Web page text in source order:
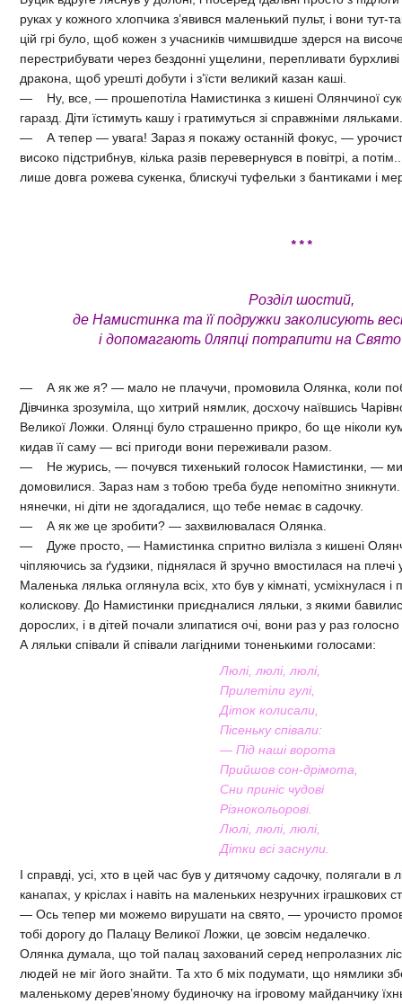
руках у кожного хлопчика з’явився маленький пульт, і вони тут-
цій грі було, щоб кожен з учасників чимшвидше здерся на
перестрибувати через бездонні ущелини, перепливати
дракона, щоб урешті добути і з’їсти великий казан каші.
— Ну, все, — прошепотіла Намистинка з кишені Олянчиної
гаразд. Діти їстимуть кашу і гратимуться зі справжніми ляльками.
— А тепер — увага! Зараз я покажу останній фокус, —
високо підстрибнув, кілька разів перевернувся в повітрі, а
лише довга рожева сукенка, блискучі туфельки з бантиками і
* * *
Розділ шостий,
де Намистинка та її подружки заколисують
і допомагають 0ляпці потрапити на Свято
— А як же я? — мало не плачучи, промовила Олянка, коли
Дівчинка зрозуміла, що хитрий нямлик, досхочу наївшись
Великої Ложки. Олянці було страшенно прикро, бо ще ніколи
кидав її саму — всі пригоди вони переживали разом.
— Не журись, — почувся тихенький голосок Намистинки, — ми
домовилися. Зараз нам з тобою треба буде непомітно зникнути.
нянечки, ні діти не здогадалися, що тебе немає в садочку.
— А як же це зробити? — захвилювалася Олянка.
— Дуже просто, — Намистинка спритно вилізла з кишені
чіпляючись за ґудзики, піднялася й зручно вмостилася на плечі
Маленька лялька оглянула всіх, хто був у кімнаті, усміхнулася і
колискову. До Намистинки приєдналися ляльки, з якими бавилися
дорослих, і в дітей почали злипатися очі, вони раз у раз
А ляльки співали й співали лагідними тоненькими голосами:
Люлі, люлі, люлі,
Прилетіли гулі,
Діток колисали,
Пісеньку співали:
— Під наші ворота
Прийшов сон-дрімота,
Сни приніс чудові
Різнокольорові.
Люлі, люлі, люлі,
Дітки всі заснули.
І справді, усі, хто в цей час був у дитячому садочку, полягали в
канапах, у кріслах і навіть на маленьких незручних іграшкових
— Ось тепер ми можемо вирушати на свято, — урочисто
тобі дорогу до Палацу Великої Ложки, це зовсім недалечко.
Олянка думала, що той палац захований серед непролазних
людей не міг його знайти. Та хто б міх подумати, що нямлики
маленькому дерев’яному будиночку на ігровому майданчику